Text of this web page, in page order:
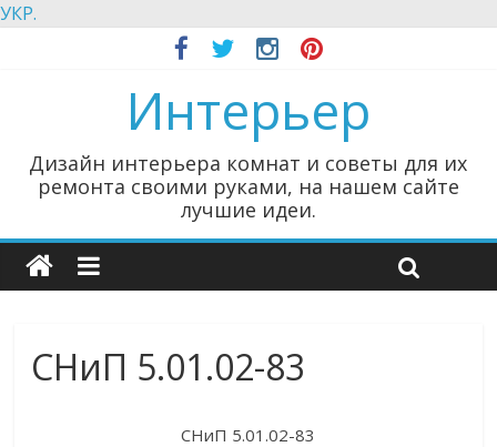
УКР.
Интерьер
Дизайн интерьера комнат и советы для их
ремонта своими руками, на нашем сайте
лучшие идеи.
СНиП 5.01.02-83
СНиП 5.01.02-83